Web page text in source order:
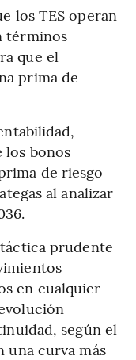
los TES operan
términos
que el
prima de
los bonos
de riesgo
al analizar
prudente
en cualquier
según el
una curva más